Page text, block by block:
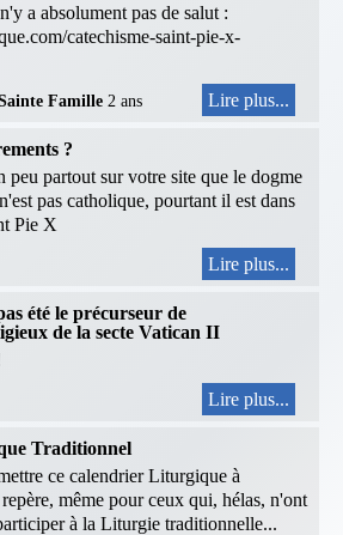
a absolument pas de salut :
catechisme-saint-pie-x-
Famille 2 ans Lire plus...
?
peu partout sur votre site que le dogme
pas catholique, pourtant il est dans
Pie X
Lire plus...
été le précurseur de
de la secte Vatican II
Lire plus...
Traditionnel
ce calendrier Liturgique à
même pour ceux qui, hélas, n'ont
à la Liturgie traditionnelle...